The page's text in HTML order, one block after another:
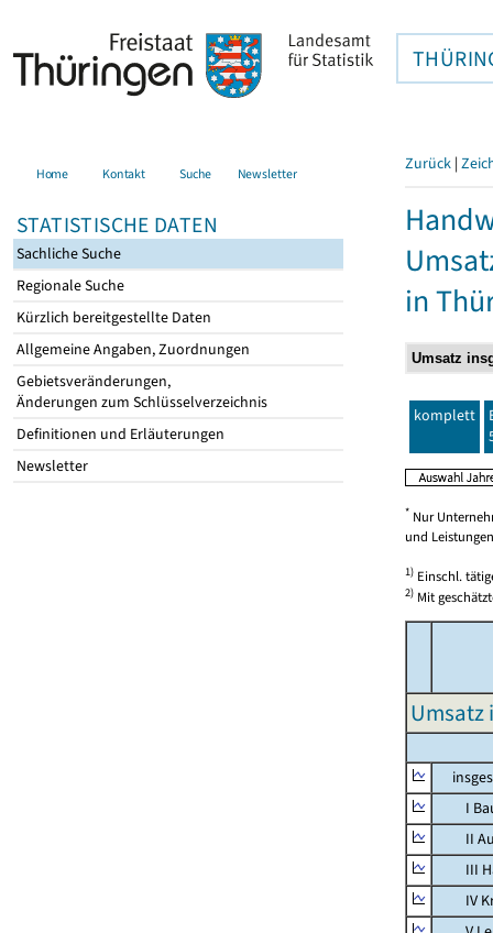
Home Kontakt Suche Newsletter
STATISTISCHE DATEN
Sachliche Suche
Regionale Suche
Kürzlich bereitgestellte Daten
Allgemeine Angaben, Zuordnungen
Gebietsveränderungen,
Änderungen zum Schlüsselverzeichnis
Definitionen und Erläuterungen
Newsletter
Zurück |
in
komplett
* Nur
und
1) Einschl.
2) Mit
Umsatz
I
II
III
IV